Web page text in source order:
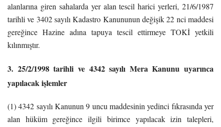
alanlarına giren sahalarda yer alan tescil harici yerleri, 21/6/1987
tarihli ve 3402 sayılı Kadastro Kanununun değişik 22 nci maddesi
gereğince Hazine adına tapuya tescil ettirmeye TOKİ yetkili
kılınmıştır.
3. 25/2/1998 tarihli ve 4342 sayılı Mera Kanunu uyarınca
yapılacak işlemler
(1) 4342 sayılı Kanunun 9 uncu maddesinin yedinci fıkrasında yer
alan hüküm gereğince ilgili birimce yapılacak izin talepleri,